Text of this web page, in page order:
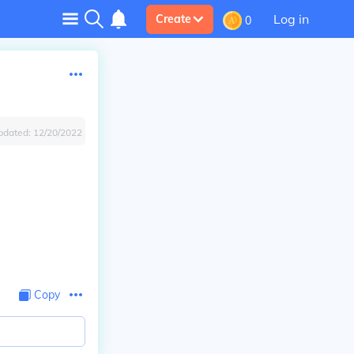
Create 0 Log in
12/20/2022
Copy